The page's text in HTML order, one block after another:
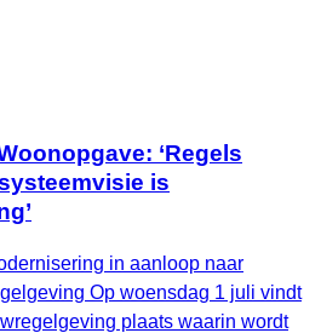
‘Regels
is
in aanloop naar
Op woensdag 1 juli vindt
plaats waarin wordt